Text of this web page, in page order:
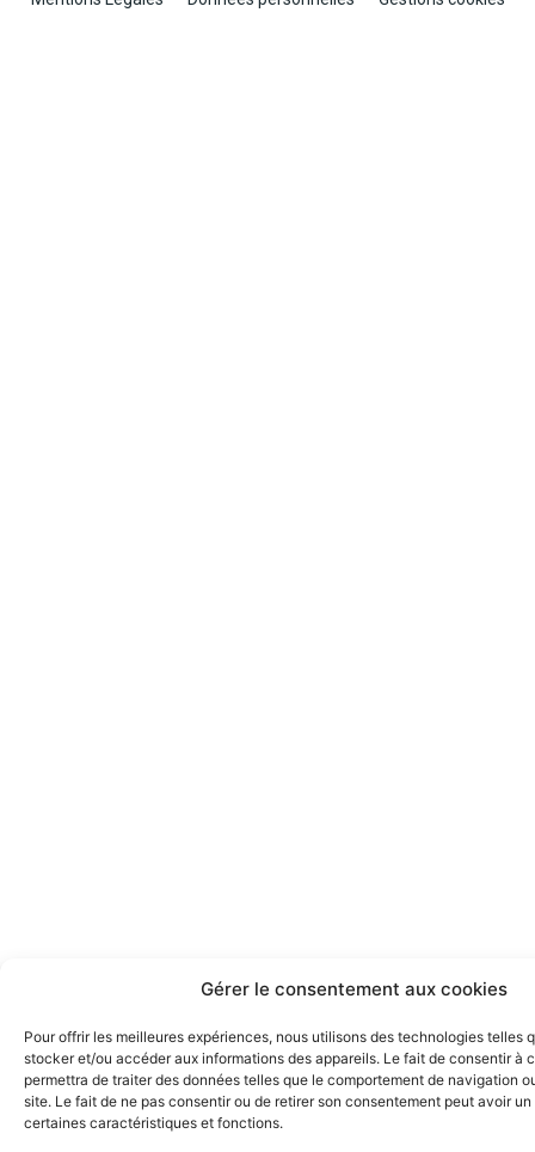
Gérer le consentement aux cookies
Pour offrir les meilleures expériences, nous utilisons des technologies telles
stocker et/ou accéder aux informations des appareils. Le fait de consentir à
permettra de traiter des données telles que le comportement de navigation
site. Le fait de ne pas consentir ou de retirer son consentement peut avoir
certaines caractéristiques et fonctions.